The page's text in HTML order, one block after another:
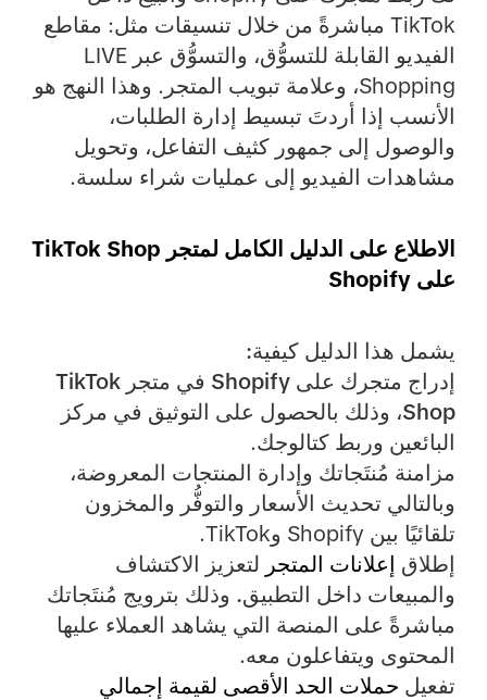
TikTok مباشرةً من خلال تنسيقات مثل: مقاطع
الفيديو القابلة للتسوُّق، والتسوُّق عبر LIVE
Shopping، وعلامة تبويب المتجر. وهذا النهج هو
الأنسب إذا أردتَ تبسيط إدارة الطلبات،
والوصول إلى جمهور كثيف التفاعل، وتحويل
مشاهدات الفيديو إلى عمليات شراء سلسة.
الاطلاع على الدليل الكامل لمتجر TikTok Shop
على Shopify
يشمل هذا الدليل كيفية:
إدراج متجرك على Shopify في متجر TikTok
Shop،
وذلك بالحصول على التوثيق في مركز
البائعين وربط كتالوجك.
مزامنة مُنتَجاتك وإدارة المنتجات المعروضة،
وبالتالي تحديث الأسعار والتوفُّر والمخزون
تلقائيًا بين Shopify وTikTok.
إطلاق
إعلانات المتجر لتعزيز الاكتشاف
والمبيعات داخل التطبيق. وذلك بترويج مُنتَجاتك
مباشرةً على المنصة التي يشاهد العملاء عليها
المحتوى ويتفاعلون معه.
تفعيل حملات الحد الأقصى لقيمة إجمالي